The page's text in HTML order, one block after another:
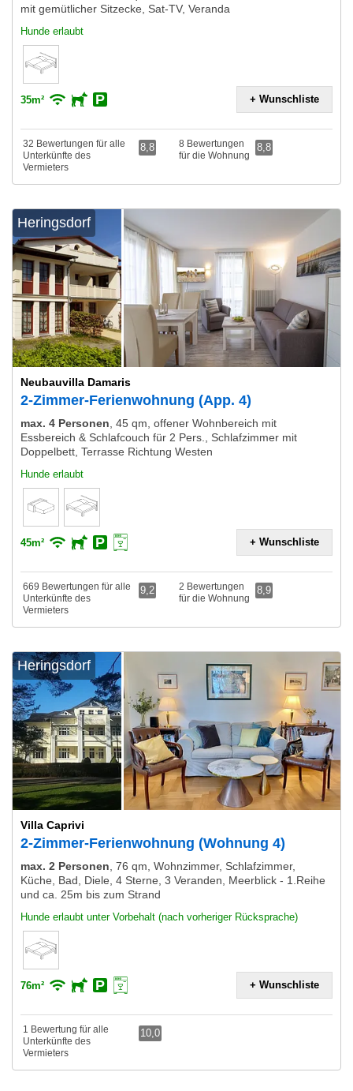
mit gemütlicher Sitzecke, Sat-TV, Veranda
Hunde erlaubt
35m² + Wunschliste
32 Bewertungen für alle
Unterkünfte des
Vermieters
8,8
8 Bewertungen
für die Wohnung
8,8
Heringsdorf
Neubauvilla Damaris
2-Zimmer-Ferienwohnung (App. 4)
max. 4 Personen 45 qm, offener Wohnbereich mit
Essbereich & Schlafcouch für 2 Pers., Schlafzimmer mit
Doppelbett, Terrasse Richtung Westen
Hunde erlaubt
45m² + Wunschliste
669 Bewertungen für alle
Unterkünfte des
Vermieters
9,2
2 Bewertungen
für die Wohnung
8,9
Heringsdorf
Villa Caprivi
2-Zimmer-Ferienwohnung (Wohnung 4)
max. 2 Personen 76 qm, Wohnzimmer, Schlafzimmer,
Küche, Bad, Diele, 4 Sterne, 3 Veranden, Meerblick - 1.Reihe
und ca. 25m bis zum Strand
Hunde erlaubt unter Vorbehalt (nach vorheriger Rücksprache)
76m² + Wunschliste
1 Bewertung für alle
Unterkünfte des
Vermieters
10,0